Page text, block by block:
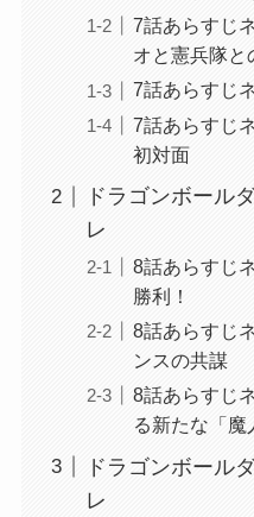
7話あらすじ
オと憲兵隊と
7話あらすじ
7話あらすじ
初対面
ドラゴンボール
レ
8話あらすじ
勝利！
8話あらすじ
ンスの共謀
8話あらすじ
る新たな「魔
ドラゴンボール
レ